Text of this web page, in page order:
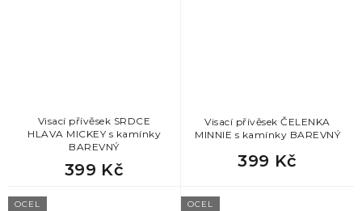
Visací přívěsek SRDCE
HLAVA MICKEY s kamínky
BAREVNÝ
399 Kč
Visací přívěsek ČELENKA
MINNIE s kamínky BAREVNÝ
399 Kč
OCEL OCEL